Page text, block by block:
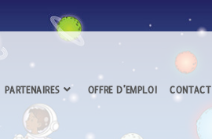
PARTENAIRES OFFRE D’EMPLOI CONTACT